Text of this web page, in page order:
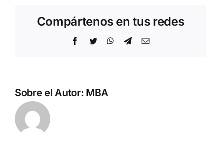
Compártenos en tus redes
Facebook
Twitter WhatsApp
TelegramCorreo
Sobre el Autor: MBA